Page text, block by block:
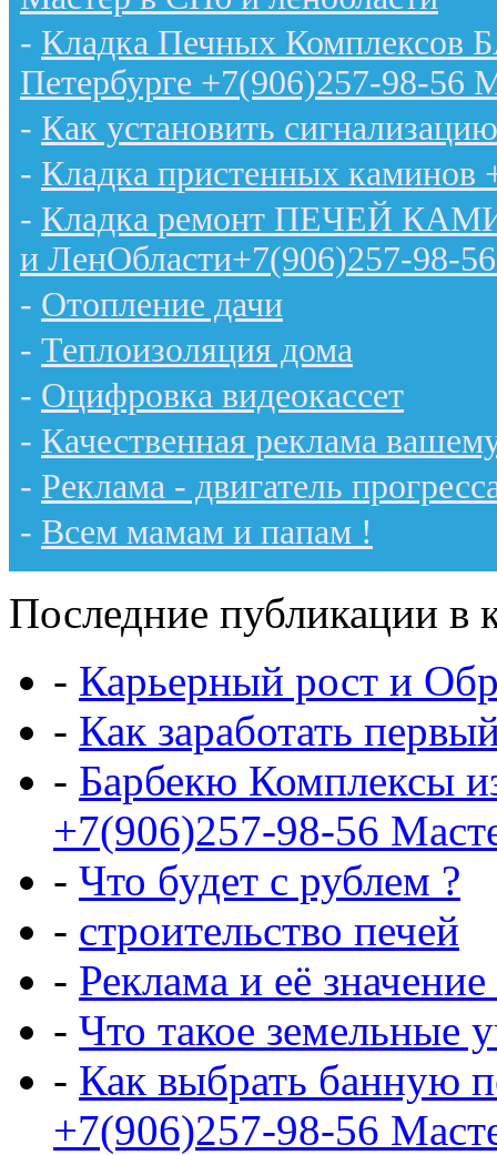
- Кладка Печных Комплексов
Петербурге +7(906)257-98-56
- Как установить
- Кладка пристенных каминов
- Кладка ремонт ПЕЧЕЙ
и ЛенОбласти+7(906)257-98-
- Отопление дачи
- Теплоизоляция дома
- Оцифровка видеокассет
- Качественная реклама
- Реклама - двигатель
- Всем мамам и папам !
Последние публикации в
- Карьерный рост и
- Как заработать
- Барбекю Комплексы
+7(906)257-98-56
- Что будет с рублем ?
- строительство печей
- Реклама и её
- Что такое земельные
- Как выбрать банную
+7(906)257-98-56